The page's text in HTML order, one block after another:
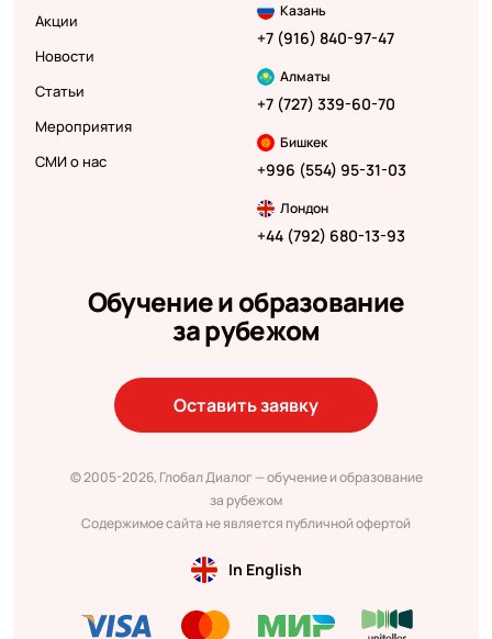
Акции
Новости
Статьи
Мероприятия
СМИ о нас
Казань
+7 (916) 840-97-47
Алматы
+7 (727) 339-60-70
Бишкек
+996 (554) 95-31-03
Лондон
+44 (792) 680-13-93
Обучение и образование
за рубежом
Оставить заявку
© 2005-2026, Глобал Диалог — обучение и образование
за рубежом
Содержимое сайта не является публичной офертой
In English